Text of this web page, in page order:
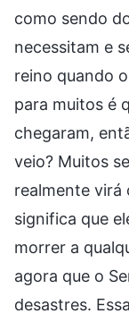
como sendo
necessitam e
reino quando
para muitos é
chegaram,
veio? Muitos
realmente virá
significa que
morrer a
agora que o
desastres.